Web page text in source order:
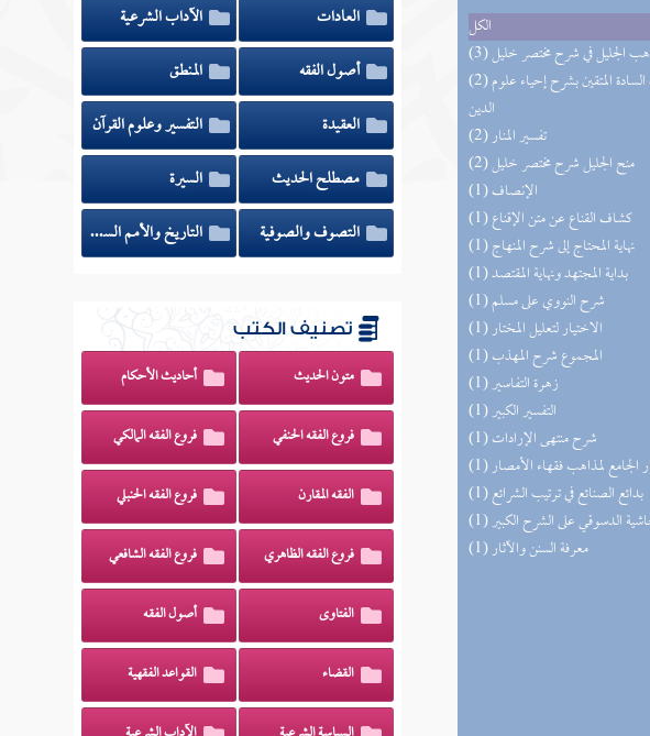
الكل
الجليل في شرح مختصر خليل
(2) إتحاف السادة المتقين بشرح إحياء علوم
الدين
(2) تفسير المنار
(2) منح الجليل شرح مختصر خليل
(1) الإنصاف
(1) كشاف القناع عن متن الإقناع
(1) نهاية المحتاج إلى شرح المنهاج
(1) بداية المجتهد ونهاية المقتصد
(1) شرح النووي على مسلم
(1) الاختيار لتعليل المختار
(1) المجموع شرح المهذب
(1) زهرة التفاسير
(1) التفسير الكبير
(1) شرح منتهى الإرادات
الجامع لمذاهب فقهاء الأمصار
(1) بدائع الصنائع في ترتيب الشرائع
حاشية الدسوقي على الشرح الكبير
(1) معرفة السنن والآثار
العادات
الآداب الشرعية
أصول الفقه
المنطق
العقيدة
التفسير وعلوم القرآن
مصطلح الحديث
السيرة
التصوف والصوفية
التاريخ والأمم السابقة
تصنيف الكتب
متون الحديث أحاديث الأحكام
فروع الفقه الحنفي فروع الفقه المالكي
الفقه المقارن فروع الفقه الحنبلي
فروع الفقه الظاهري فروع الفقه الشافعي
الفتاوى أصول الفقه
القضاء القواعد الفقهية